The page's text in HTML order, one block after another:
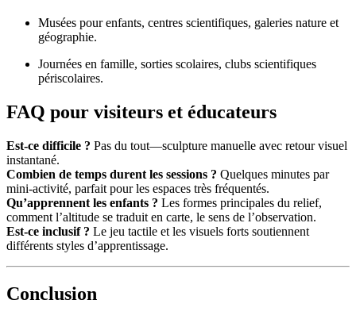
Musées pour enfants, centres scientifiques, galeries nature et
géographie.
Journées en famille, sorties scolaires, clubs scientifiques
périscolaires.
FAQ pour visiteurs et éducateurs
Est-ce difficile ? Pas du tout—sculpture manuelle avec retour visuel
instantané.
Combien de temps durent les sessions ? Quelques minutes par
mini-activité, parfait pour les espaces très fréquentés.
Qu’apprennent les enfants ? Les formes principales du relief,
comment l’altitude se traduit en carte, le sens de l’observation.
Est-ce inclusif ? Le jeu tactile et les visuels forts soutiennent
différents styles d’apprentissage.
Conclusion